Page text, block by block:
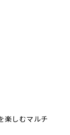
楽しむマルチ